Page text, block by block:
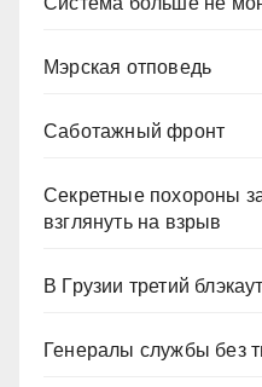
Мэрская отповедь
Саботажный фронт
Секретные похороны
взглянуть на взрыв
В Грузии третий
Генералы службы без